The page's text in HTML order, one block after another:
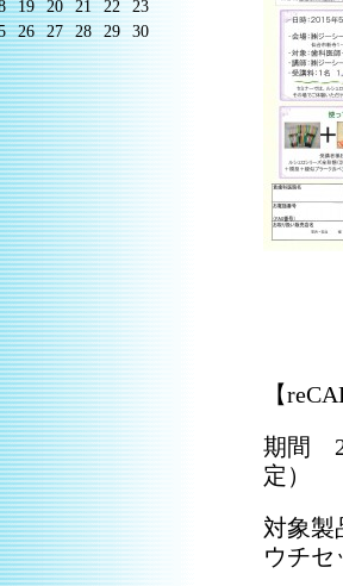
19 20 21 22
23
26 27 28 29
30
【
期間
定）
対象製
ウチセ